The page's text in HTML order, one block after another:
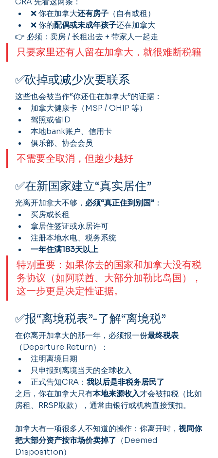
❌ 你在加拿大还有房子 （自有或租）
❌ 你的配偶或未成年孩子还在加拿大
👉 必须：卖房 / 长租出去 + 带家人一起走
只要家里还有人留在加拿大，就很难断税籍
✅砍掉或减少次要联系
这些也会被当作“你还住在加拿大”的证据：
加拿大健康卡（MSP / OHIP 等）
驾照或省ID
本地bank账户、信用卡
俱乐部、协会会员
不需要全取消，但越少越好
✅在新国家建立“真实居住”
光离开加拿大不够，必须“真正住到别国” ：
买房或长租
拿居住签证或永居许可
注册本地水电、税务系统
一年住满183天以上
特别重要：如果你去的国家和加拿大没有税
务协议（如阿联酋、大部分加勒比岛国），
这一步更是决定性证据。
✅报“离境税表”-了解“离境税”
在你离开加拿大的那一年，必须报一份最终税表
（Departure Return）：
注明离境日期
只申报到离境当天的全球收入
正式告知CRA：我以后是非税务居民了
之后，你在加拿大只有本地来源收入才会被扣税（比如
房租、RRSP取款），通常由银行或机构直接预扣。
加拿大有一项很多人不知道的操作：你离开时，视同你
把大部分资产按市场价卖掉了 （Deemed
Disposition）